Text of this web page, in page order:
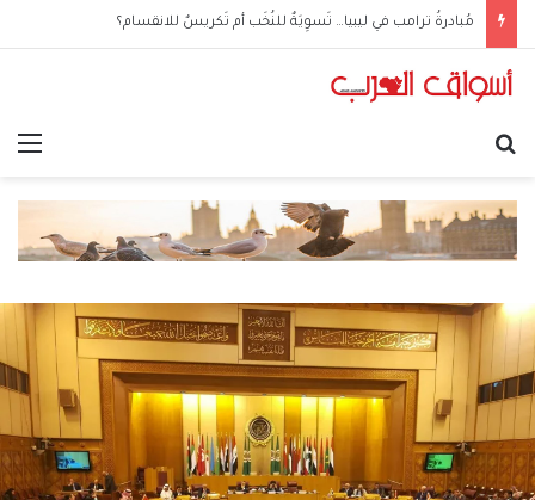
مُبادرةُ ترامب في ليبيا… تَسوِيَةٌ للنُخَب أم تَكريسٌ للانقسام؟